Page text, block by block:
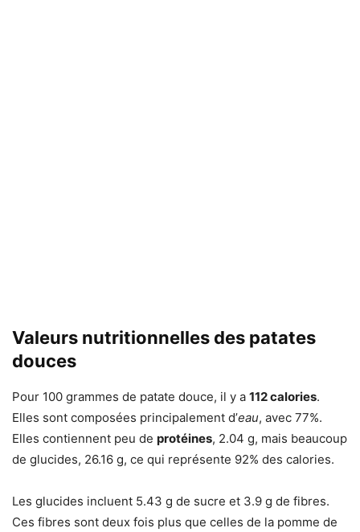
Valeurs nutritionnelles des patates
douces
Pour 100 grammes de patate douce, il y a 112 calories.
Elles sont composées principalement d’eau, avec 77%.
Elles contiennent peu de protéines, 2.04 g, mais beaucoup
de glucides, 26.16 g, ce qui représente 92% des calories.
Les glucides incluent 5.43 g de sucre et 3.9 g de fibres.
Ces fibres sont deux fois plus que celles de la pomme de